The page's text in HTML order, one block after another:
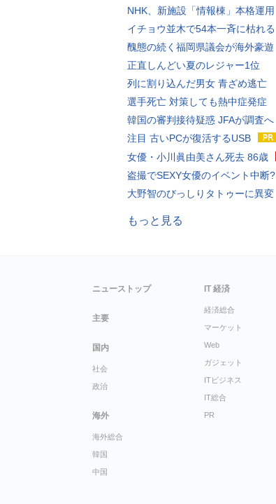
NHK、新施設「情報棟」本格運用
イチョウ並木で54本一斉に枯れる
醜態の続く福岡県議会が海外豪遊
正直しんどい夏のレジャー1位
列に割り込んだ男女 青ざめ逃亡
選手死亡 対策しても熱中症発症
韓国の審判接待疑惑 JFAが調査へ
注目 古いPCが復活するUSB
女優・小川眞由美さん死去 86歳
盗撮でSEXY女優のイベント中断?
大野智のびっしりタトゥーに異変
もっと見る
ニューストップ
主要
国内
社会
政治
海外
海外総合
韓国
中国
IT 経済
経済総合
マーケット
Web
ガジェット
ITビジネス
IT総合
PR